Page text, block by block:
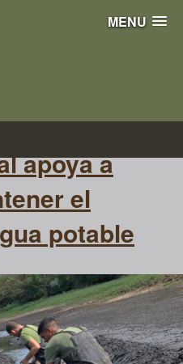
MENU
apoya a
el
potable